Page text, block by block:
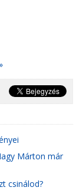
Márton már
csinálod?